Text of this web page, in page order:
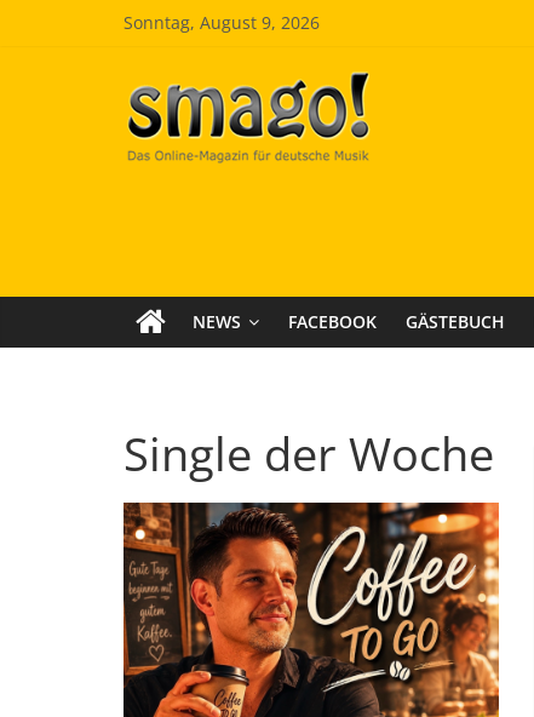
Sonntag, August 9, 2026
Smago
SchlagerMAGazinOnline
NEWS FACEBOOK GÄSTEBUCH
Single der Woche